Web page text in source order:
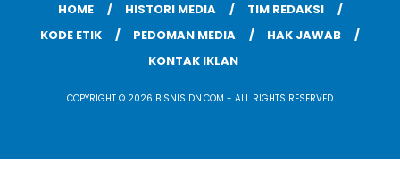
HOME HISTORI MEDIA
TIM REDAKSI
KODE ETIK
PEDOMAN MEDIA
HAK JAWAB
KONTAK IKLAN
COPYRIGHT © 2026 BISNISIDN.COM - ALL RIGHTS RESERVED